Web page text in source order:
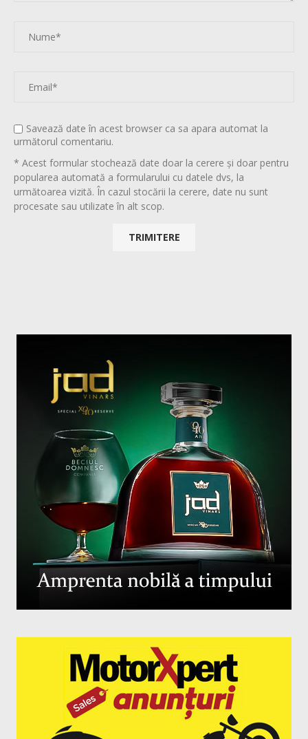
Savează date în acest browser ca sa apara automat la
următorul comentariu.
* Acest formular stochează date doar la cerere și doar pentru
popularea automată a formularului cu datele dvs, la
următoarea vizită. În cazul stocării la cerere, date nu sunt
procesate sau utilizate în alt scop.